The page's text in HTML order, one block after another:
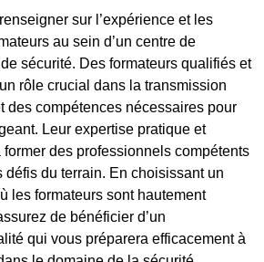
sur l’expérience et les
au sein d’un centre de
sécurité. Des formateurs qualifiés et
rôle crucial dans la transmission
des compétences nécessaires pour
Leur expertise pratique et
des professionnels compétents
défis du terrain. En choisissant un
les formateurs sont hautement
de bénéficier d’un
qui vous préparera efficacement à